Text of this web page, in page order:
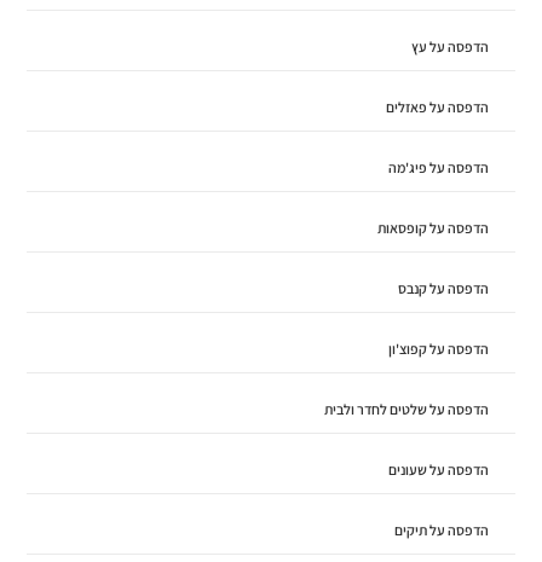
הדפסה על עץ
הדפסה על פאזלים
הדפסה על פיג'מה
הדפסה על קופסאות
הדפסה על קנבס
הדפסה על קפוצ'ון
הדפסה על שלטים לחדר ולבית
הדפסה על שעונים
הדפסה על תיקים